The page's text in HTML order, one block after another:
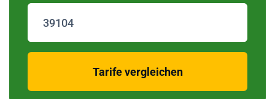
Tarife vergleichen